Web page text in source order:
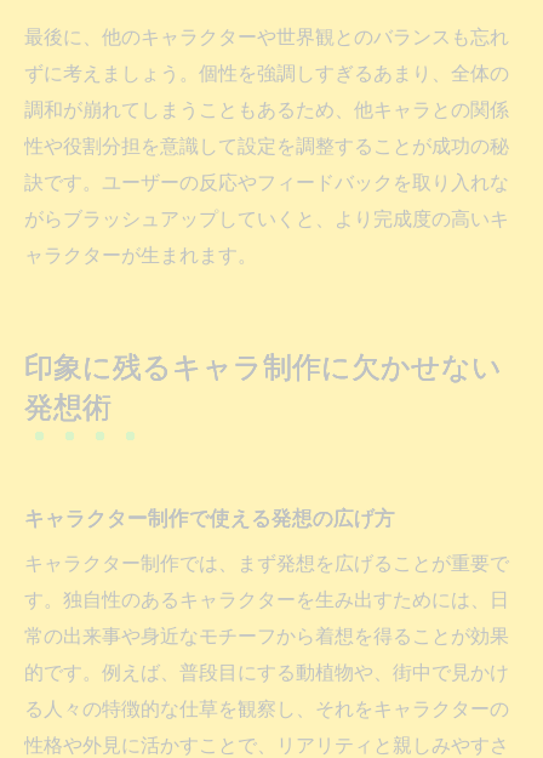
最後に、他のキャラクターや世界観とのバランスも忘れ
ずに考えましょう。個性を強調しすぎるあまり、全体の
調和が崩れてしまうこともあるため、他キャラとの関係
性や役割分担を意識して設定を調整することが成功の秘
訣です。ユーザーの反応やフィードバックを取り入れな
がらブラッシュアップしていくと、より完成度の高いキ
ャラクターが生まれます。
印象に残るキャラ制作に欠かせない
発想術
キャラクター制作で使える発想の広げ方
キャラクター制作では、まず発想を広げることが重要で
す。独自性のあるキャラクターを生み出すためには、日
常の出来事や身近なモチーフから着想を得ることが効果
的です。例えば、普段目にする動植物や、街中で見かけ
る人々の特徴的な仕草を観察し、それをキャラクターの
性格や外見に活かすことで、リアリティと親しみやすさ